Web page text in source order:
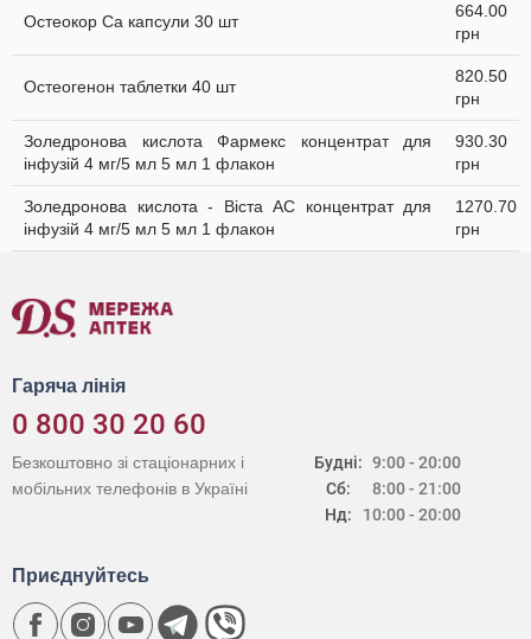
Остеокор Cа капсули 30 шт
664.00
грн
Остеогенон таблетки 40 шт
820.50
грн
Золедронова кислота Фармекс концентрат для
інфузій 4 мг/5 мл 5 мл 1 флакон
930.30
грн
Золедронова кислота - Віста АС концентрат для
інфузій 4 мг/5 мл 5 мл 1 флакон
1270.70
грн
Гаряча лінія
0 800 30 20 60
Будні:
Сб:
Нд:
9:00 - 20:00
8:00 - 21:00
10:00 - 20:00
Безкоштовно зі стаціонарних і
мобільних телефонів в Україні
Приєднуйтесь